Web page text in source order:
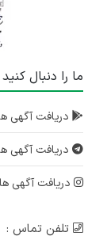
ما را دنبال کنید
دریافت آگهی
دریافت آگهی
دریافت آگهی
تلفن تماس :